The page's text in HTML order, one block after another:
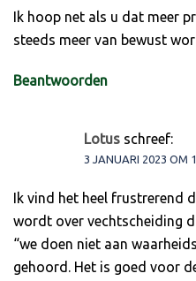
Ik hoop net als u dat meer
steeds meer van bewust
Beantwoorden
Lotus schreef:
3 JANUARI 2023 OM
Ik vind het heel frustrerend
wordt over vechtscheiding
“we doen niet aan
gehoord. Het is goed voor